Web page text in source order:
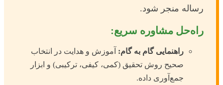
رساله منجر شود.
راه‌حل مشاوره سریع:
راهنمایی گام به گام: آموزش و هدایت در انتخاب
صحیح روش تحقیق (کمی، کیفی، ترکیبی) و ابزار
جمع‌آوری داده.